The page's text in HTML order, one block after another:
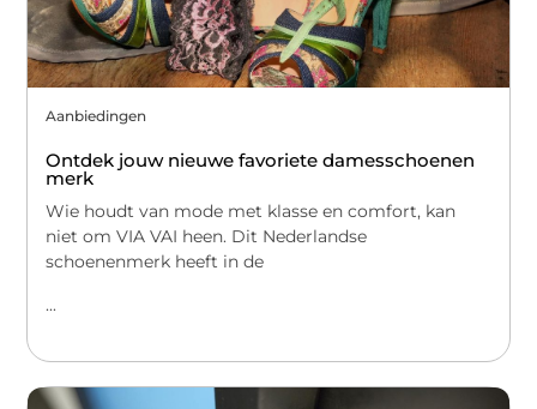
Aanbiedingen
Ontdek jouw nieuwe favoriete damesschoenen
merk
Wie houdt van mode met klasse en comfort, kan
niet om VIA VAI heen. Dit Nederlandse
schoenenmerk heeft in de
...